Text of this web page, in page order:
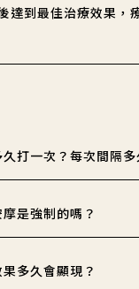
達到最佳治療效果，
打一次？每次間隔多
是強制的嗎？
多久會顯現？